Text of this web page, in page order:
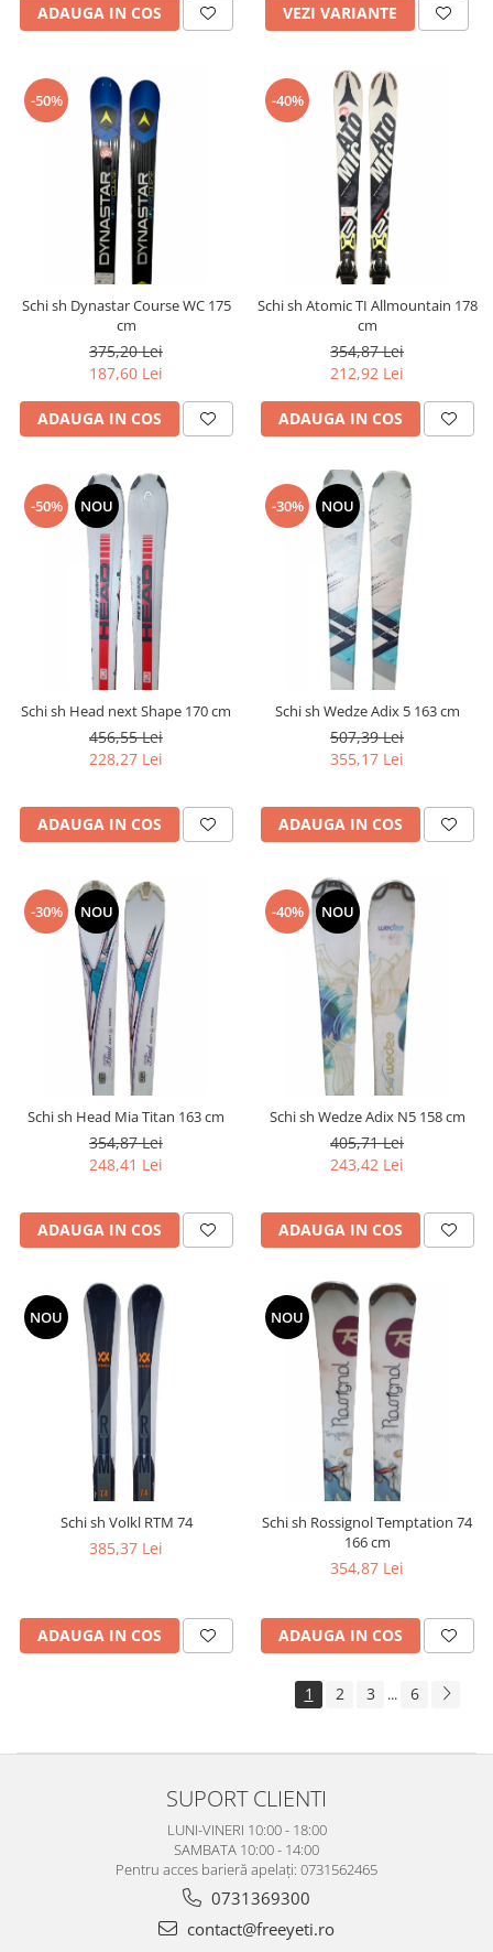
ADAUGA IN COS VEZI VARIANTE
-50%
Schi sh Dynastar Course WC 175
cm
375,20 Lei
187,60 Lei
ADAUGA IN COS
-40%
Schi sh Atomic TI Allmountain 178
cm
354,87 Lei
212,92 Lei
ADAUGA IN COS
-50% NOU
Schi sh Head next Shape 170 cm
456,55 Lei
228,27 Lei
ADAUGA IN COS
-30% NOU
Schi sh Wedze Adix 5 163 cm
507,39 Lei
355,17 Lei
ADAUGA IN COS
-30% NOU
Schi sh Head Mia Titan 163 cm
354,87 Lei
248,41 Lei
ADAUGA IN COS
-40% NOU
Schi sh Wedze Adix N5 158 cm
405,71 Lei
243,42 Lei
ADAUGA IN COS
NOU
Schi sh Volkl RTM 74
385,37 Lei
ADAUGA IN COS
NOU
Schi sh Rossignol Temptation 74
166 cm
354,87 Lei
ADAUGA IN COS
1 2 3 ... 6
SUPORT CLIENTI
LUNI-VINERI 10:00 - 18:00
SAMBATA 10:00 - 14:00
Pentru acces barieră apelați: 0731562465
0731369300
contact@freeyeti.ro